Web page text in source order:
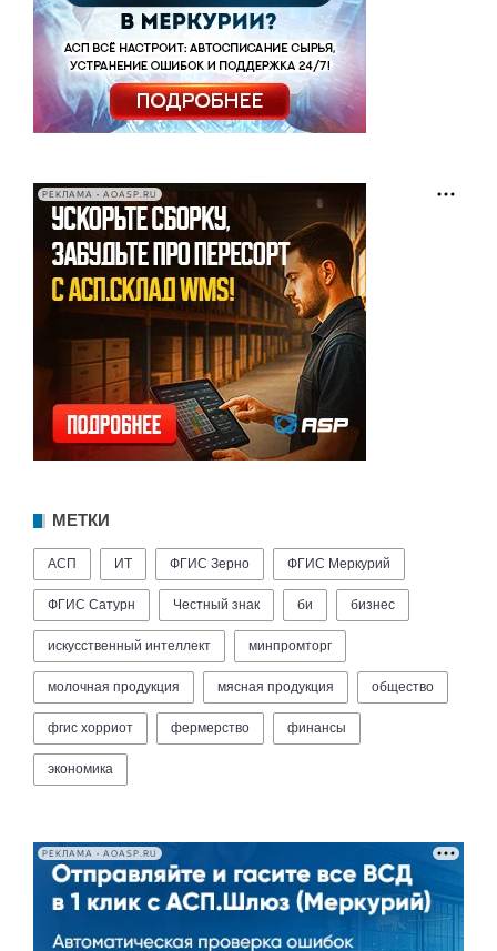
РЕКЛАМА • AOASP.RU
МЕТКИ
АСП ИТ ФГИС Зерно ФГИС Меркурий
ФГИС Сатурн Честный знак би бизнес
искусственный интеллект минпромторг
молочная продукция мясная продукция общество
фгис хорриот фермерство финансы
экономика
РЕКЛАМА • AOASP.RU